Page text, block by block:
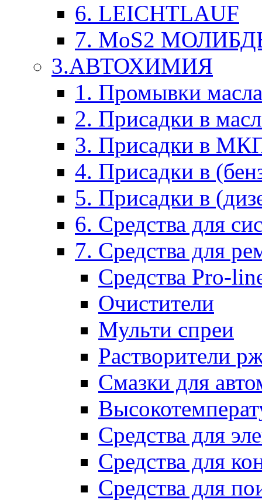
6. LEICHTLAUF
7. MoS2
3.АВТОХИМИЯ
1. Промывки масла
2. Присадки в
3. Присадки в
4. Присадки в
5. Присадки в
6. Средства для
7. Средства для
Средства Pro-
Очистители
Мульти спреи
Растворители
Смазки для
Средства для
Средства для
Средства для